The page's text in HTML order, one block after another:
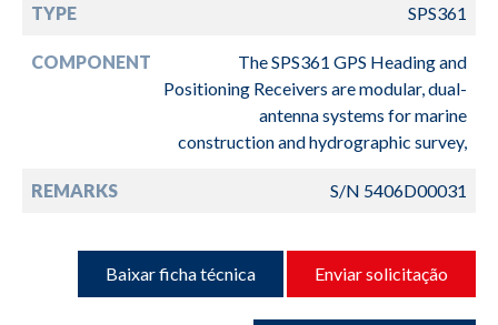
TYPE SPS361
COMPONENT
The SPS361 GPS Heading and
Positioning Receivers are modular, dual-
antenna systems for marine
construction and hydrographic survey,
REMARKS S/N 5406D00031
Baixar ficha técnica Enviar solicitação